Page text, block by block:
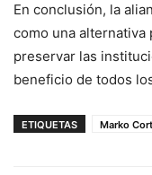
En conclusión, la
como una alternativa
preservar las
beneficio de todos
ETIQUETAS Marko